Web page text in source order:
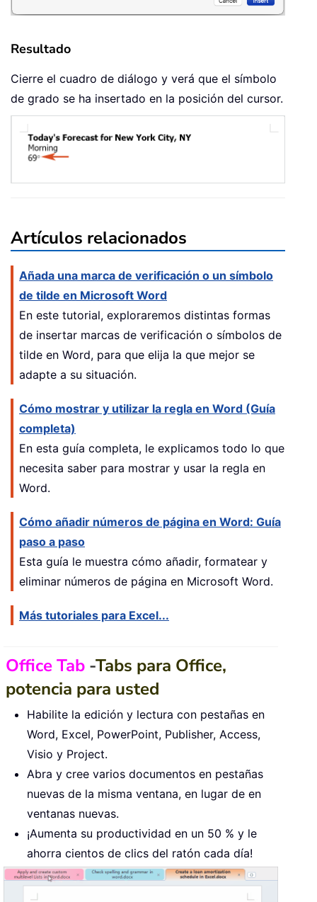
Resultado
Cierre el cuadro de diálogo y verá que el símbolo
de grado se ha insertado en la posición del cursor.
Artículos relacionados
Añada una marca de verificación o un símbolo
de tilde en Microsoft Word
En este tutorial, exploraremos distintas formas
de insertar marcas de verificación o símbolos de
tilde en Word, para que elija la que mejor se
adapte a su situación.
Cómo mostrar y utilizar la regla en Word (Guía
completa)
En esta guía completa, le explicamos todo lo que
necesita saber para mostrar y usar la regla en
Word.
Cómo añadir números de página en Word: Guía
paso a paso
Esta guía le muestra cómo añadir, formatear y
eliminar números de página en Microsoft Word.
Más tutoriales para Excel...
Office Tab -Tabs para Office,
potencia para usted
Habilite la edición y lectura con pestañas en
Word, Excel, PowerPoint, Publisher, Access,
Visio y Project.
Abra y cree varios documentos en pestañas
nuevas de la misma ventana, en lugar de en
ventanas nuevas.
¡Aumenta su productividad en un 50 % y le
ahorra cientos de clics del ratón cada día!